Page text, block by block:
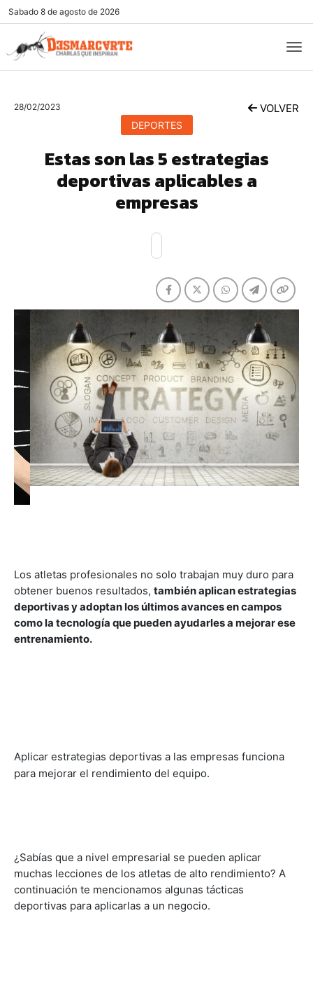
Sabado 8 de agosto de 2026
28/02/2023 VOLVER
DEPORTES
Estas son las 5 estrategias
deportivas aplicables a
empresas
obtener buenos resultados, también aplican estrategias
deportivas y adoptan los últimos avances en campos
como la tecnología que pueden ayudarles a mejorar ese
entrenamiento.
para mejorar el rendimiento del equipo.
muchas lecciones de los atletas de alto rendimiento? A
continuación te mencionamos algunas tácticas
deportivas para aplicarlas a un negocio.